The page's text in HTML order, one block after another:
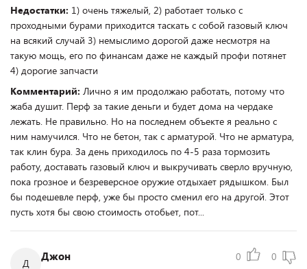
Недостатки: 1) очень тяжелый, 2) работает только с
проходными бурами приходится таскать с собой газовый ключ
на всякий случай 3) немыслимо дорогой даже несмотря на
такую мощь, его по финансам даже не каждый профи потянет
4) дорогие запчасти
Комментарий: Лично я им продолжаю работать, потому что
жаба душит. Перф за такие деньги и будет дома на чердаке
лежать. Не правильно. Но на последнем объекте я реально с
ним намучился. Что не бетон, так с арматурой. Что не арматура,
так клин бура. За день приходилось по 4-5 раза тормозить
работу, доставать газовый ключ и выкручивать сверло вручную,
пока грозное и безреверсное оружие отдыхает рядышком. Был
бы подешевле перф, уже бы просто сменил его на другой. Этот
пусть хотя бы свою стоимость отобьет, пот...
Д
Джон 0 0